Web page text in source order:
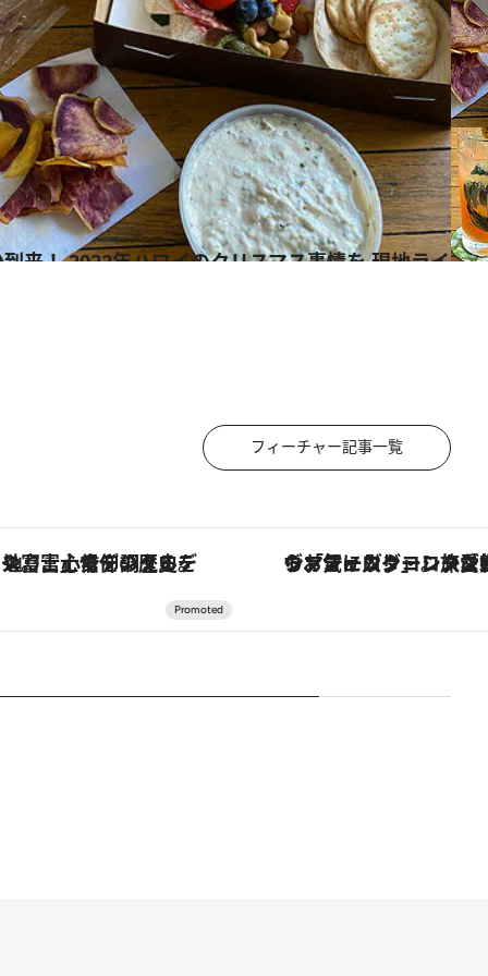
フィーチャー記事一覧
ヴァシュロン・コンスタンタン「オーヴァーシーズ・オートマティック」。旅愛好家のお気に入りコレクションから、ジェンダーレスな新作が登場